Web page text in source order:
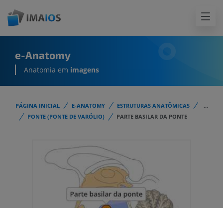
e-Anatomy
Anatomia em imagens
PÁGINA INICIAL E-ANATOMY ESTRUTURAS ANATÔMICAS
...
PONTE (PONTE DE VARÓLIO)
PARTE BASILAR DA PONTE